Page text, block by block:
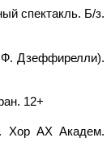
спектакль. Б/з.
Ф. Дзеффирелли).
12+
Хор АХ Академ.